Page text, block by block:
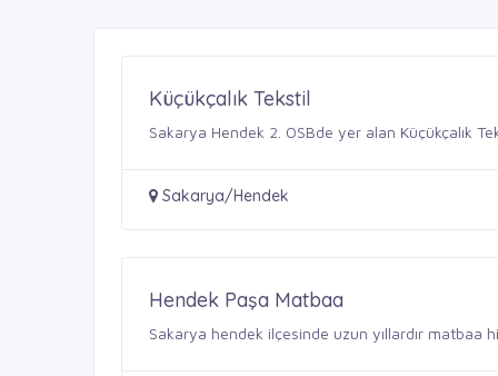
Küçükçalık Tekstil
Sakarya Hendek 2. OSBde yer alan Küçükçalık
Sakarya/Hendek
Hendek Paşa Matbaa
Sakarya hendek ilçesinde uzun yıllardır matbaa